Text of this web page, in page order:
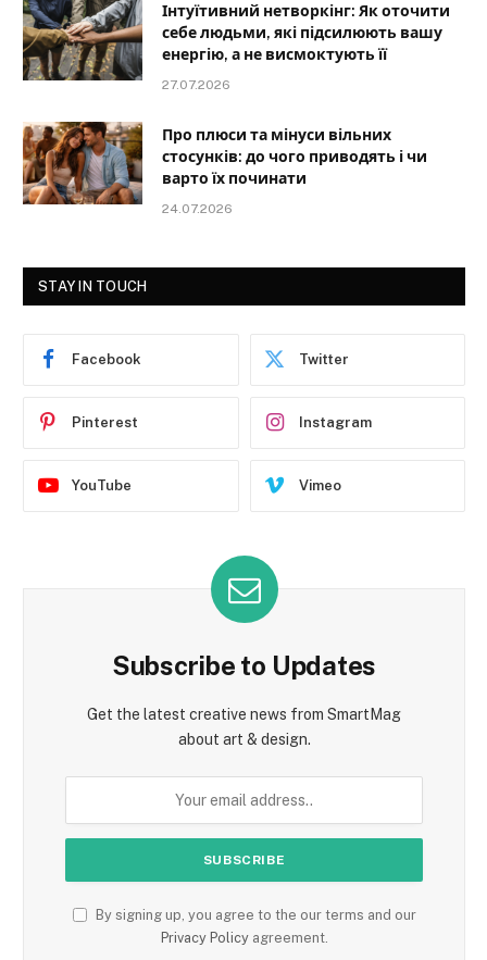
Інтуїтивний нетворкінг: Як оточити
себе людьми, які підсилюють вашу
енергію, а не висмоктують її
27.07.2026
Про плюси та мінуси вільних
стосунків: до чого приводять і чи
варто їх починати
24.07.2026
STAY IN TOUCH
Facebook Twitter
Pinterest Instagram
YouTube Vimeo
Subscribe to Updates
Get the latest creative news from SmartMag
about art & design.
By signing up, you agree to the our terms and our
Privacy Policyagreement.